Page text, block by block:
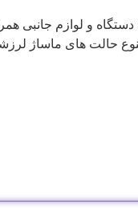
و لوازم جانبی
حالت های ماساژ